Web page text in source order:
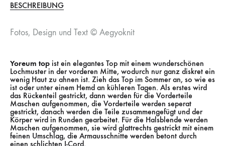
BESCHREIBUNG
Fotos, Design und Text © Aegyoknit
Yoreum top ist ein elegantes Top mit einem wunderschönen
Lochmuster in der vorderen Mitte, wodurch nur ganz diskret ein
wenig Haut zu ahnen ist. Zieh das Top im Sommer an, so wie es
ist oder unter einem Hemd an kühleren Tagen. Als erstes wird
das Rückenteil gestrickt, dann werden für die Vorderteile
Maschen aufgenommen, die Vorderteile werden seperat
gestrickt, danach werden die Teile zusammengefügt und der
Körper wird in Runden gearbeitet. Für die Halsblende werden
Maschen aufgenommen, sie wird glattrechts gestrickt mit einem
feinen Umschlag, die Armausschnitte werden betont durch
einen schlichten I-Cord.